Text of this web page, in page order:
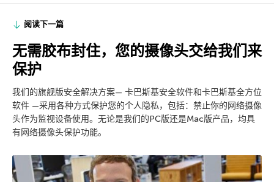
阅读下一篇
无需胶布封住，您的摄像头交给我们来
保护
我们的旗舰版安全解决方案— 卡巴斯基安全软件和卡巴斯基全方位
软件 —采用各种方式保护您的个人隐私，包括：禁止你的网络摄像
头作为监视设备使用。无论是我们的PC版还是Mac版产品，均具
有网络摄像头保护功能。